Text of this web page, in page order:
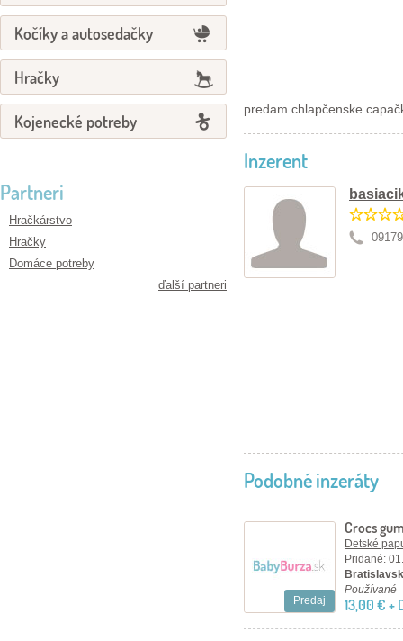
Kočíky a autosedačky
Hračky
Kojenecké potreby
Partneri
Hračkárstvo
Hračky
Domáce potreby
ďalší partneri
predam chlapčenske
Inzerent
Podobné inzeráty
Predaj
Crocs
Detské
Pridané:
Používané
13,00 € +